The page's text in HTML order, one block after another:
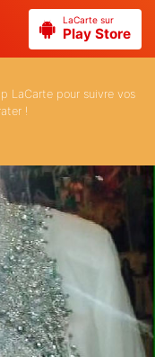
LaCarte sur
Play Store
LaCarte pour suivre vos
!